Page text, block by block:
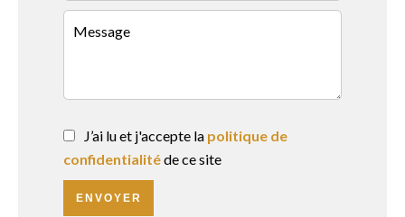
J’ai lu et j'accepte la politique de
confidentialitéde ce site
ENVOYER